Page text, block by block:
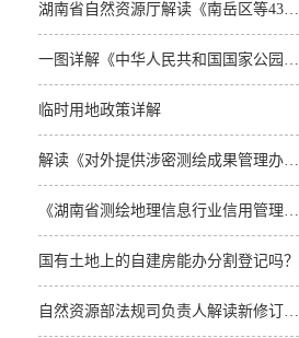
湖南省自然资源厅解读《南岳区等43个国家重点生态功能区产业准入负面清单》
一图详解《中华人民共和国国家公园法》
临时用地政策详解
解读《对外提供涉密测绘成果管理办法》
《湖南省测绘地理信息行业信用管理办法》政策解读
国有土地上的自建房能办分割登记吗？
自然资源部法规司负责人解读新修订《自然资源行政处罚办法》